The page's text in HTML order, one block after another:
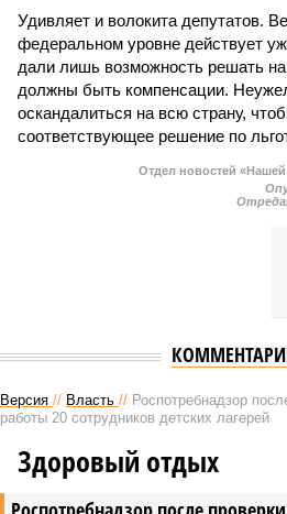
Удивляет и волокита депутатов.
федеральном уровне действует
дали лишь возможность решать
должны быть компенсации.
оскандалиться на всю страну,
соответствующее решение по
Отдел новостей
Версия // Власть // Роспотребнадзор
работы 20 сотрудников детских лагерей
Здоровый отдых